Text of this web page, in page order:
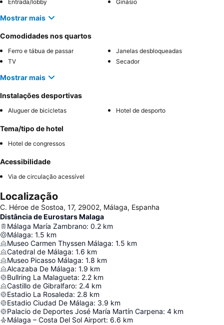
Entrada/lobby Ginásio
Mostrar mais
Comodidades nos quartos
Ferro e tábua de passar
Janelas desbloqueadas
TV
Secador
Mostrar mais
Instalações desportivas
Aluguer de bicicletas Hotel de desporto
Tema/tipo de hotel
Hotel de congressos
Acessibilidade
Via de circulação acessível
Localização
C. Héroe de Sostoa, 17, 29002, Málaga, Espanha
Distância de Eurostars Malaga
Málaga María Zambrano: 0.2 km
Málaga: 1.5 km
Museo Carmen Thyssen Málaga: 1.5 km
Catedral de Málaga: 1.6 km
Museo Picasso Málaga: 1.8 km
Alcazaba De Málaga: 1.9 km
Bullring La Malagueta: 2.2 km
Castillo de Gibralfaro: 2.4 km
Estadio La Rosaleda: 2.8 km
Estadio Ciudad De Málaga: 3.9 km
Palacio de Deportes José María Martín Carpena: 4 km
Málaga – Costa Del Sol Airport: 6.6 km